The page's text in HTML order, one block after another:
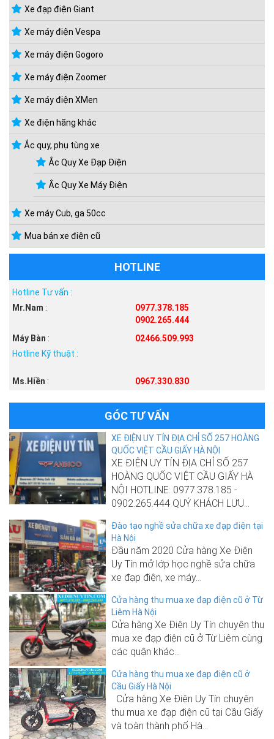
Xe đạp điện Giant
Xe máy điện Vespa
Xe máy điện Gogoro
Xe máy điện Zoomer
Xe máy điện XMen
Xe điện hãng khác
Ắc quy, phụ tùng xe
Ắc Quy Xe Đạp Điện
Ắc Quy Xe Máy Điện
Xe máy Cub, ga 50cc
Mua bán xe điện cũ
HOTLINE
Hotline Tư vấn :
Mr.Nam :
0977.378.185
0902.265.444
Máy Bàn :
02466.509.993
Hotline Kỹ thuật :
Ms.Hiền : 0967.330.830
GÓC TƯ VẤN
XE ĐIỆN UY TÍN ĐỊA CHỈ SỐ 257 HOÀNG
QUỐC VIỆT CẦU GIẤY HÀ NỘI
XE ĐIỆN UY TÍN ĐỊA CHỈ SỐ 257
HOÀNG QUỐC VIỆT CẦU GIẤY HÀ
NỘI HOTLINE: 0977.378.185 -
0902.265.444 QUÝ KHÁCH LƯU...
Đào tạo nghề sửa chữa xe đạp điện tại
Hà Nội
Đầu năm 2020 Cửa hàng Xe Điện
Uy Tín mở lớp học nghề sửa chữa
xe đạp điện, xe máy...
Cửa hàng thu mua xe đạp điện cũ ở Từ
Liêm Hà Nội
Cửa hàng Xe Điện Uy Tín chuyên thu
mua xe đạp điện cũ ở Từ Liêm cùng
các quận khác...
Cửa hàng thu mua xe đạp điện cũ ở
Cầu Giấy Hà Nội
Cửa hàng Xe Điện Uy Tín chuyên
thu mua xe đạp điện cũ tại Cầu Giấy
và toàn thành phố Hà...